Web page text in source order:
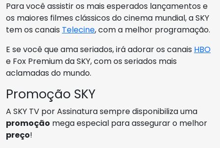
Para você assistir os mais esperados lançamentos e
os maiores filmes clássicos do cinema mundial, a SKY
tem os canais Telecine, com a melhor programação.
E se você que ama seriados, irá adorar os canais HBO
e Fox Premium da SKY, com os seriados mais
aclamadas do mundo.
Promoção SKY
A SKY TV por Assinatura sempre disponibiliza uma
promoção mega especial para assegurar o melhor
preço!